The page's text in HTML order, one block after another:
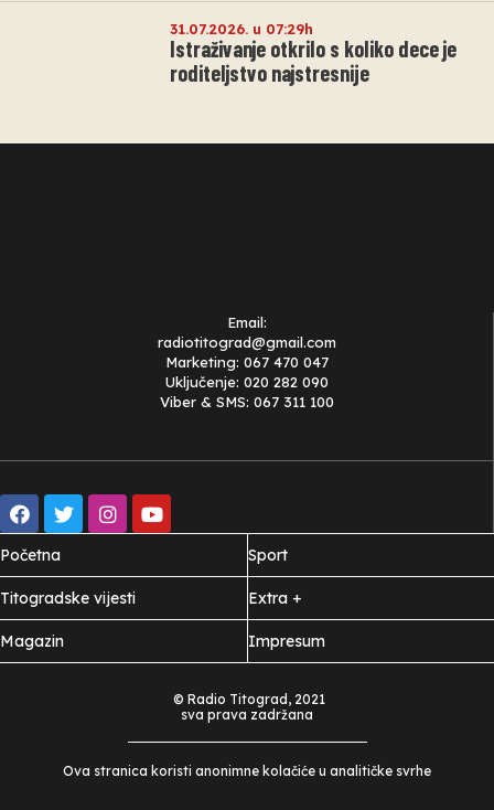
31.07.2026. u 07:29h
Istraživanje otkrilo s koliko dece je
roditeljstvo najstresnije
Email:
radiotitograd@gmail.com
Marketing: 067 470 047
Uključenje: 020 282 090
Viber & SMS: 067 311 100
Početna
Titogradske vijesti
Magazin
Sport
Extra +
Impresum
© Radio Titograd, 2021
sva prava zadržana
Ova stranica koristi anonimne kolačiće u analitičke svrhe